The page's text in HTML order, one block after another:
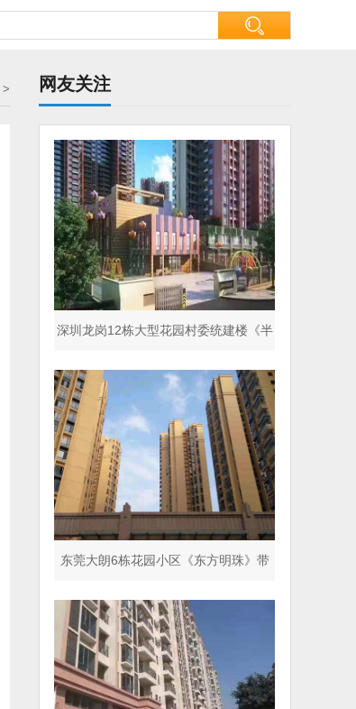
> 网友关注
深圳龙岗12栋大型花园村委统建楼《半
山名著》商品房同
东莞大朗6栋花园小区《东方明珠》带
停车场 超五星标准